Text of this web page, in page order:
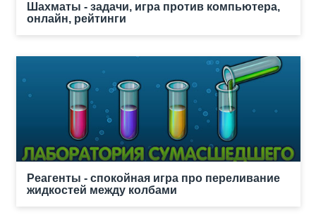
Шахматы - задачи, игра против компьютера,
онлайн, рейтинги
Реагенты - спокойная игра про переливание
жидкостей между колбами